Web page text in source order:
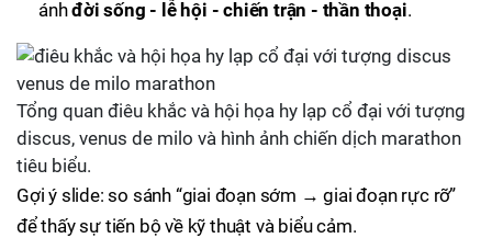
ánhđời sống - lễ hội - chiến trận - thần thoại.
Tổng quan điêu khắc và hội họa hy lạp cổ đại với tượng
discus, venus de milo và hình ảnh chiến dịch marathon
tiêu biểu.
Gợi ý slide: so sánh “giai đoạn sớm → giai đoạn rực rỡ”
để thấy sự tiến bộ về kỹ thuật và biểu cảm.